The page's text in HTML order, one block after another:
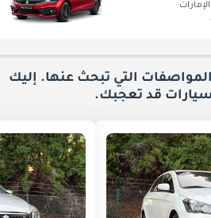
التي تبحث عنها. إليك
سيارات قد تعجبك.